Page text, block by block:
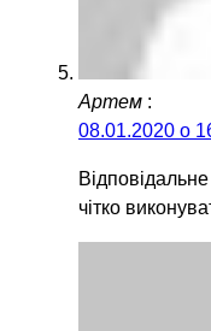
Артем :
08.01.2020 о
чітко